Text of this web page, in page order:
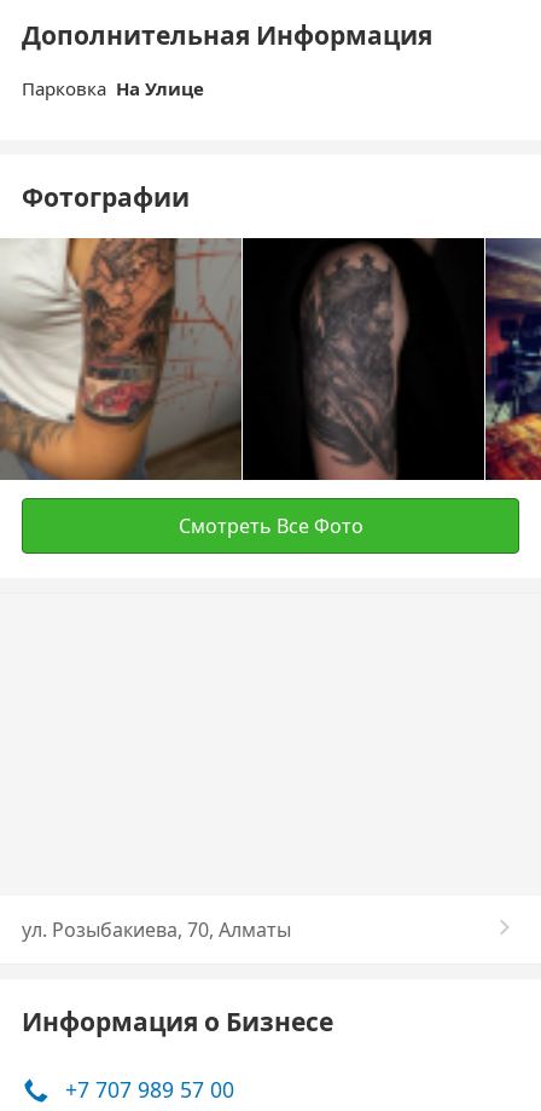
Дополнительная Информация
Парковка На Улице
Фотографии
Смотреть Все Фото
ул. Розыбакиева, 70, Алматы
Информация о Бизнесе
+7 707 989 57 00